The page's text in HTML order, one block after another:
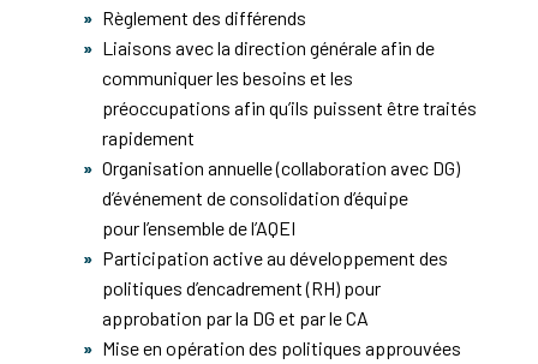
Règlement des différends
Liaisons avec la direction générale afin de
communiquer les besoins et les
préoccupations afin qu’ils puissent être traités
rapidement
Organisation annuelle (collaboration avec DG)
d’événement de consolidation d’équipe
pour l’ensemble de l’AQEI
Participation active au développement des
politiques d’encadrement (RH) pour
approbation par la DG et par le CA
Mise en opération des politiques approuvées